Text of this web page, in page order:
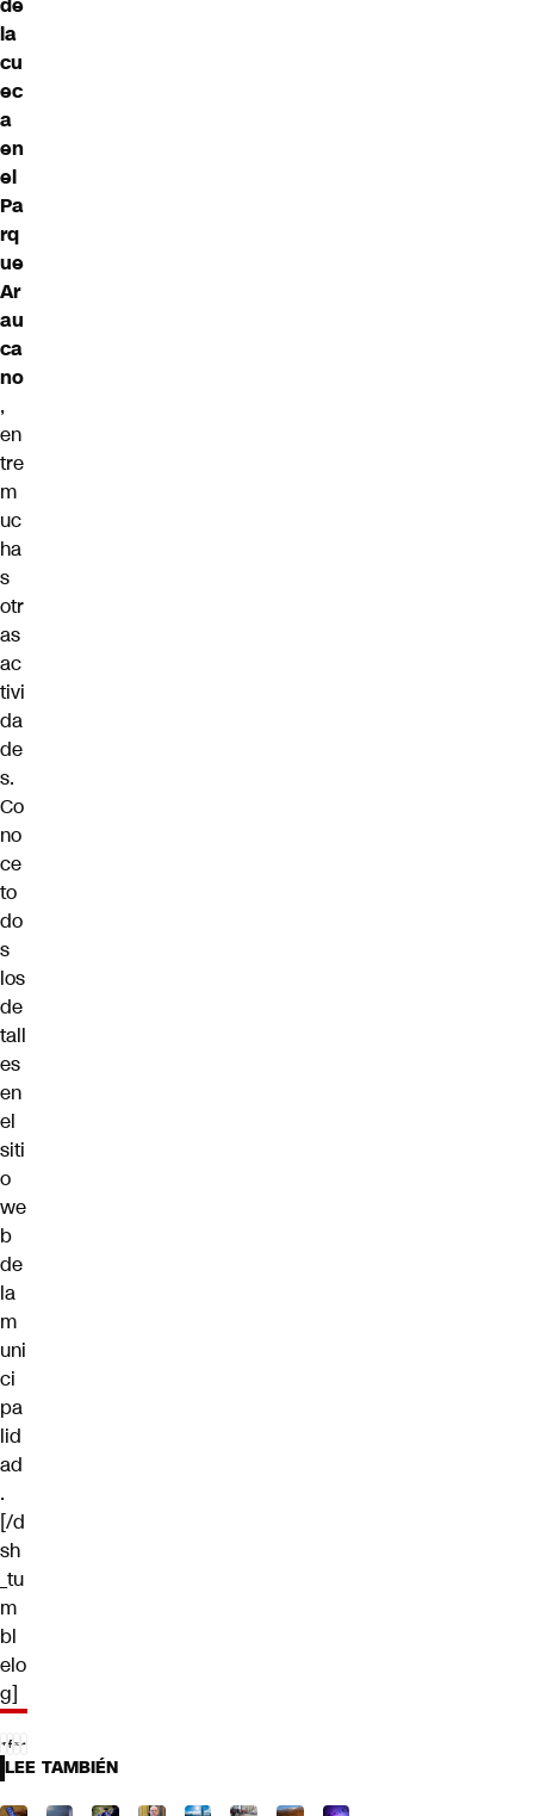
la
cu
ec
a
en
el
Pa
rq
ue
Ar
au
ca
no
,
en
tre
m
uc
ha
s
otr
as
ac
tivi
da
de
s.
Co
no
ce
to
do
s
los
de
tall
es
en
el
siti
o
we
b
de
la
m
uni
ci
pa
lid
ad
.
[/d
sh
_tu
m
bl
elo
g]
LEE TAMBIÉN